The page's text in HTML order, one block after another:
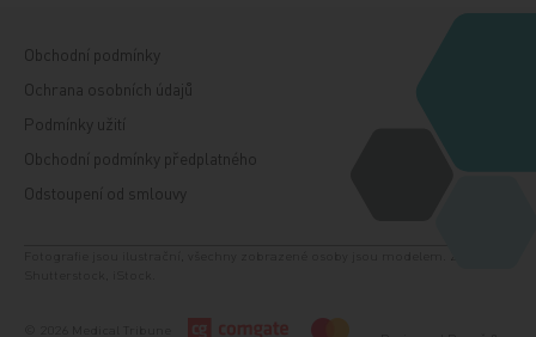
Obchodní podmínky
Ochrana osobních údajů
Podmínky užití
Obchodní podmínky předplatného
Odstoupení od smlouvy